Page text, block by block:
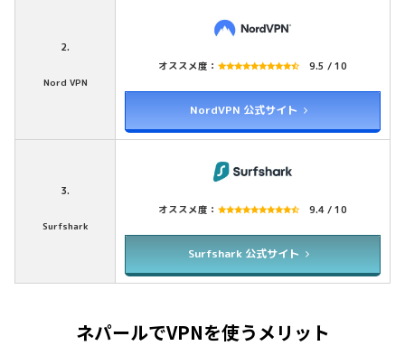
2.
Nord VPN
オススメ度： 9.5 / 10
NordVPN 公式サイト
3.
Surfshark
オススメ度： 9.4 / 10
Surfshark 公式サイト
ネパールでVPNを使うメリット